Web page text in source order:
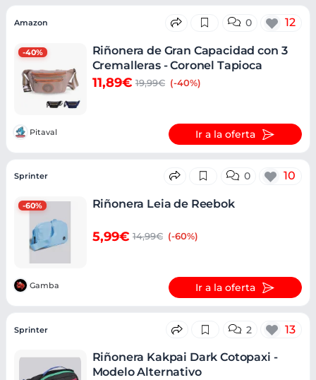
-40%
Amazon 0 12
Riñonera de Gran Capacidad con 3
Cremalleras - Coronel Tapioca
11,89€ 19,99€ (-40%)
Pitaval Ir a la oferta
-60%
Sprinter 0 10
Riñonera Leia de Reebok
5,99€ 14,99€ (-60%)
Gamba Ir a la oferta
Sprinter 2 13
Riñonera Kakpai Dark Cotopaxi -
Modelo Alternativo